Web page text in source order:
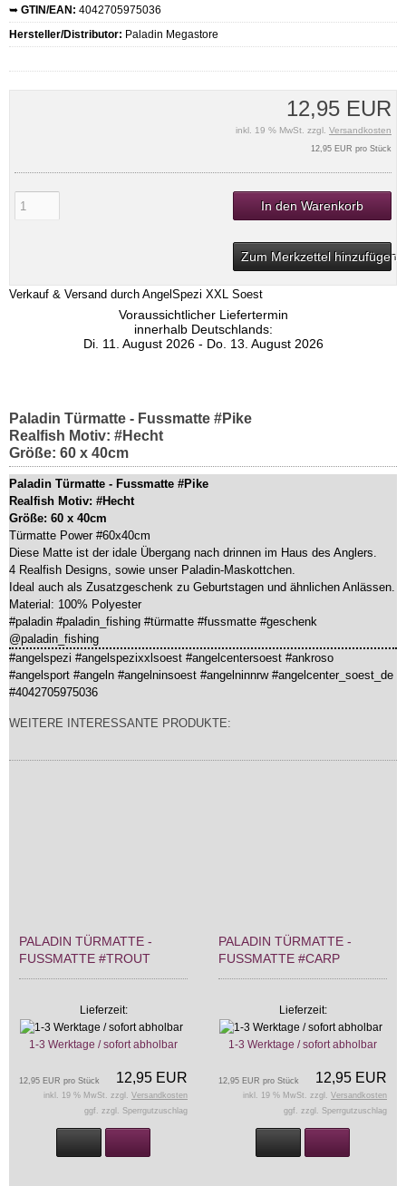
➥ GTIN/EAN: 4042705975036
Hersteller/Distributor: Paladin Megastore
12,95 EUR
inkl. 19 % MwSt. zzgl. Versandkosten
12,95 EUR pro Stück
In den Warenkorb
Zum Merkzettel hinzufügen
Verkauf & Versand durch AngelSpezi XXL Soest
Voraussichtlicher Liefertermin
innerhalb Deutschlands:
Di. 11. August 2026 - Do. 13. August 2026
Paladin Türmatte - Fussmatte #Pike
Realfish Motiv: #Hecht
Größe: 60 x 40cm
Paladin Türmatte - Fussmatte #Pike
Realfish Motiv: #Hecht
Größe: 60 x 40cm
Türmatte Power #60x40cm
Diese Matte ist der idale Übergang nach drinnen im Haus des Anglers.
4 Realfish Designs, sowie unser Paladin-Maskottchen.
Ideal auch als Zusatzgeschenk zu Geburtstagen und ähnlichen Anlässen.
Material: 100% Polyester
#paladin #paladin_fishing #türmatte #fussmatte #geschenk
@paladin_fishing
#angelspezi #angelspezixxlsoest #angelcentersoest #ankroso
#angelsport #angeln #angelninsoest #angelninnrw #angelcenter_soest_de
#4042705975036
WEITERE INTERESSANTE PRODUKTE:
PALADIN TÜRMATTE -
FUSSMATTE #TROUT
Lieferzeit:
1-3 Werktage / sofort abholbar
12,95 EUR
12,95 EUR pro Stück
inkl. 19 % MwSt. zzgl. Versandkosten
ggf. zzgl. Sperrgutzuschlag
PALADIN TÜRMATTE -
FUSSMATTE #CARP
Lieferzeit:
1-3 Werktage / sofort abholbar
12,95 EUR
12,95 EUR pro Stück
inkl. 19 % MwSt. zzgl. Versandkosten
ggf. zzgl. Sperrgutzuschlag